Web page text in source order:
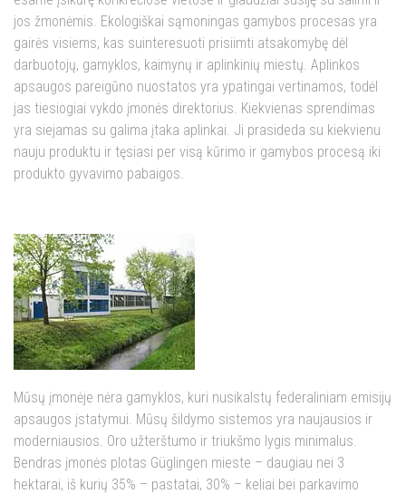
jos žmonėmis. Ekologiškai sąmoningas gamybos procesas yra
gairės visiems, kas suinteresuoti prisiimti atsakomybę dėl
darbuotojų, gamyklos, kaimynų ir aplinkinių miestų. Aplinkos
apsaugos pareigūno nuostatos yra ypatingai vertinamos, todėl
jas tiesiogiai vykdo įmonės direktorius. Kiekvienas sprendimas
yra siejamas su galima įtaka aplinkai. Ji prasideda su kiekvienu
nauju produktu ir tęsiasi per visą kūrimo ir gamybos procesą iki
produkto gyvavimo pabaigos.
Mūsų įmonėje nėra gamyklos, kuri nusikalstų federaliniam emisijų
apsaugos įstatymui. Mūsų šildymo sistemos yra naujausios ir
moderniausios. Oro užterštumo ir triukšmo lygis minimalus.
Bendras įmonės plotas Güglingen mieste – daugiau nei 3
hektarai, iš kurių 35% – pastatai, 30% – keliai bei parkavimo